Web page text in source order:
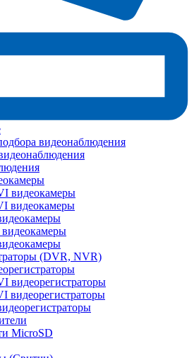
видеонаблюдения
видеокамеры
видеокамеры
(DVR, NVR)
видеорегистраторы
видеорегистраторы
MicroSD